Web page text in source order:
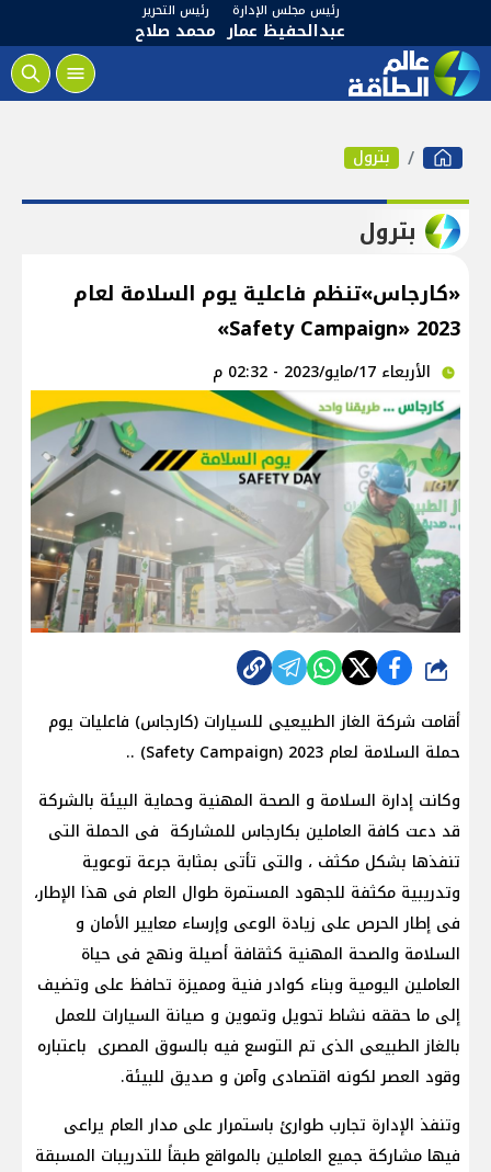
رئيس مجلس الإدارة
عبدالحفيظ عمار
رئيس التحرير
محمد صلاح
بترول
بترول
«كارجاس»تنظم فاعلية يوم السلامة لعام
2023 «Safety Campaign»
الأربعاء 17/مايو/2023 - 02:32 م
شارك
أقامت شركة الغاز الطبيعيى للسيارات (كارجاس) فاعليات يوم
حملة السلامة لعام 2023 (Safety Campaign) ..
وكانت إدارة السلامة و الصحة المهنية وحماية البيئة بالشركة
قد دعت كافة العاملين بكارجاس للمشاركة فى الحملة التى
تنفذها بشكل مكثف ، والتى تأتى بمثابة جرعة توعوية
وتدريبية مكثفة للجهود المستمرة طوال العام فى هذا الإطار،
فى إطار الحرص على زيادة الوعى وإرساء معايير الأمان و
السلامة والصحة المهنية كثقافة أصيلة ونهج فى حياة
العاملين اليومية وبناء كوادر فنية ومميزة تحافظ على وتضيف
إلى ما حققه نشاط تحويل وتموين و صيانة السيارات للعمل
بالغاز الطبيعى الذى تم التوسع فيه بالسوق المصرى باعتباره
وقود العصر لكونه اقتصادى وآمن و صديق للبيئة.
وتنفذ الإدارة تجارب طوارئ باستمرار على مدار العام يراعى
فيها مشاركة جميع العاملين بالمواقع طبقاً للتدريبات المسبقة